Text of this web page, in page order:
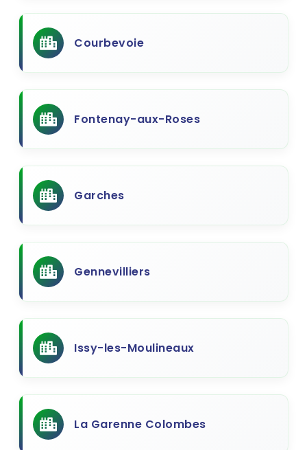
Courbevoie
Fontenay-aux-Roses
Garches
Gennevilliers
Issy-les-Moulineaux
La Garenne Colombes